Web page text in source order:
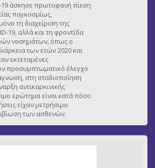
19 άσκησε πρωτοφανή πίεση
παγκοσμίως,
τη διαχείριση της
19, αλλά και τη φροντίδα
νοσημάτων, όπως ο
των ετών 2020 και
εκτεταμένες
προσυμπτωματικό έλεγχο
στη σταδιοποίηση
αντικαρκινικής
ερώτημα είναι κατά πόσο
είχαν μετρήσιμο
των ασθενών.